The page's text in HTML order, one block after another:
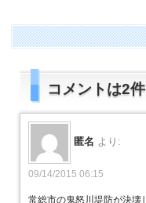
コメントは2
匿名 より:
09/14/2015 06:15
常総市の鬼怒川堤防が決壊